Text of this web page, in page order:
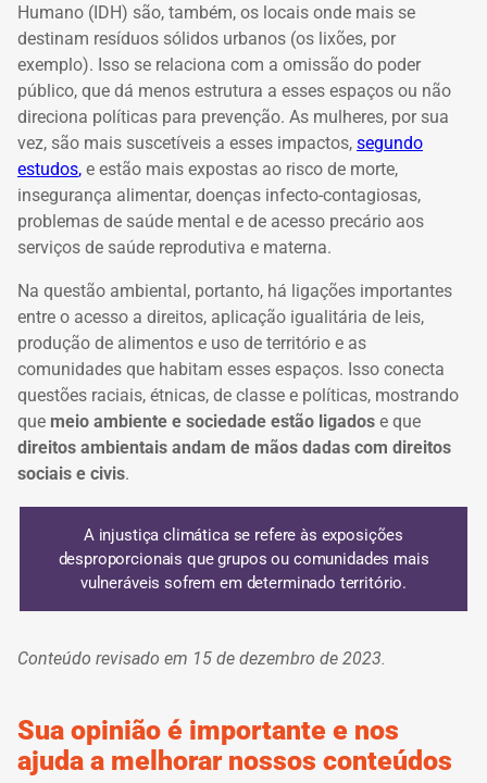
Humano (IDH) são, também, os locais onde mais se
destinam resíduos sólidos urbanos (os lixões, por
exemplo). Isso se relaciona com a omissão do poder
público, que dá menos estrutura a esses espaços ou não
direciona políticas para prevenção. As mulheres, por sua
vez, são mais suscetíveis a esses impactos, segundo
estudos, e estão mais expostas ao risco de morte,
insegurança alimentar, doenças infecto-contagiosas,
problemas de saúde mental e de acesso precário aos
serviços de saúde reprodutiva e materna.
Na questão ambiental, portanto, há ligações importantes
entre o acesso a direitos, aplicação igualitária de leis,
produção de alimentos e uso de território e as
comunidades que habitam esses espaços. Isso conecta
questões raciais, étnicas, de classe e políticas, mostrando
que meio ambiente e sociedade estão ligados e que
direitos ambientais andam de mãos dadas com direitos
sociais e civis.
A injustiça climática se refere às exposições
desproporcionais que grupos ou comunidades mais
vulneráveis sofrem em determinado território.
Conteúdo revisado em 15 de dezembro de 2023.
Sua opinião é importante e nos
ajuda a melhorar nossos conteúdos